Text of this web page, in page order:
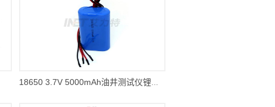
18650 3.7V 5000mAh油井测试仪锂电池